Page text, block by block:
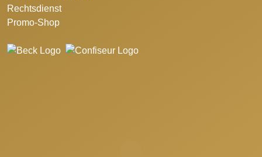
Rechtsdienst
Promo-Shop